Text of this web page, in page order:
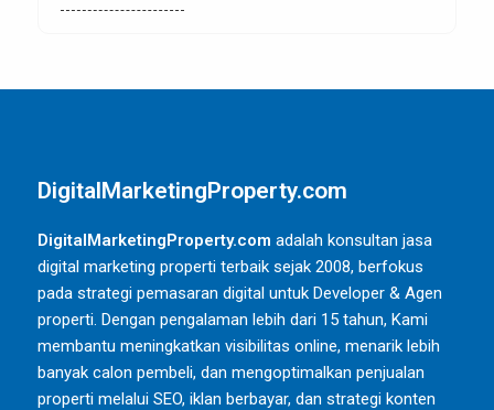
DigitalMarketingProperty.com
DigitalMarketingProperty.com adalah konsultan jasa
digital marketing properti terbaik sejak 2008, berfokus
pada strategi pemasaran digital untuk Developer & Agen
properti. Dengan pengalaman lebih dari 15 tahun, Kami
membantu meningkatkan visibilitas online, menarik lebih
banyak calon pembeli, dan mengoptimalkan penjualan
properti melalui SEO, iklan berbayar, dan strategi konten